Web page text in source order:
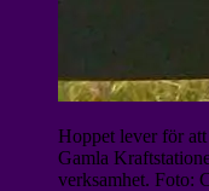
Hoppet lever för
Gamla
verksamhet. Foto: